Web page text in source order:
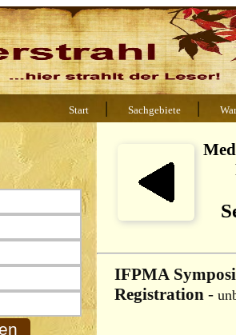
Start | Sachgebiete |
IFPMA
Registration -